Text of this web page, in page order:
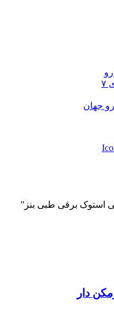
استوک برقی طبی بنز”